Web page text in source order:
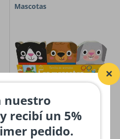
Mascotas
$28,000.00
nuestro
recibí un 5%
pedido.